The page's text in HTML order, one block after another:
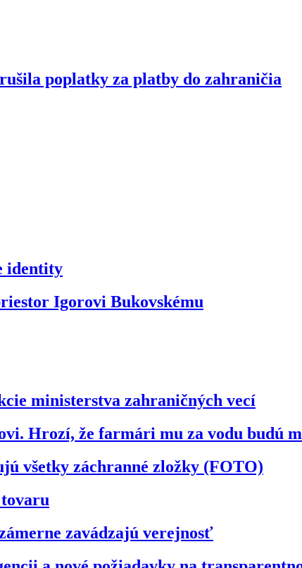
poplatky za platby do zahraničia
identity
Igorovi Bukovskému
ministerstva zahraničných vecí
Hrozí, že farmári mu za vodu budú
všetky záchranné zložky (FOTO)
zavádzajú verejnosť